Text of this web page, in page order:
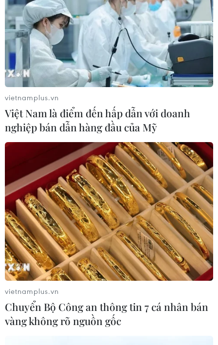
vietnamplus.vn
Việt Nam là điểm đến hấp dẫn với doanh
nghiệp bán dẫn hàng đầu của Mỹ
vietnamplus.vn
Chuyển Bộ Công an thông tin 7 cá nhân bán
vàng không rõ nguồn gốc